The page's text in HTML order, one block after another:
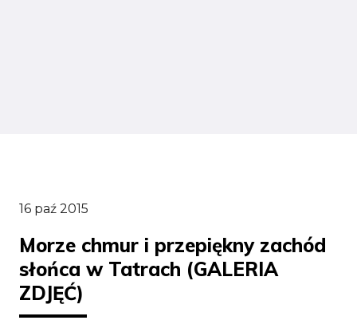
16 paź 2015
Morze chmur i przepiękny zachód
słońca w Tatrach (GALERIA
ZDJĘĆ)